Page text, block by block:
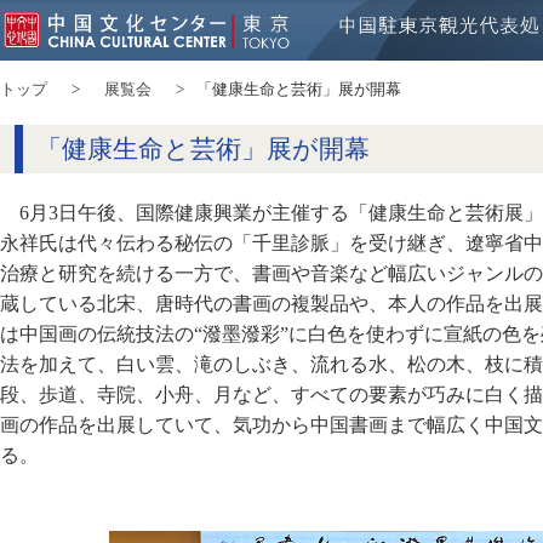
トップ 展覧会 「健康生命と芸術」展が開幕
「健康生命と芸術」展が開幕
6月3日午後、国際健康興業が主催する「健康生命と芸術展
永祥氏は代々伝わる秘伝の「千里診脈」を受け継ぎ、 遼寧省
治療と研究を続ける一方で、書画や音楽など幅広いジャンル
蔵している北宋、唐時代の書画の複製品や、本人の作品を出
は中国画の伝統技法の“潑墨潑彩”に白色を使わずに宣紙の色
法を加えて、白い雲、滝のしぶき、流れる水、 松の木、枝に
段、歩道、 寺院、小舟、月など、すべての要素が巧みに白く
画の作品を出展していて、気功から中国書画まで幅広く中国
る。